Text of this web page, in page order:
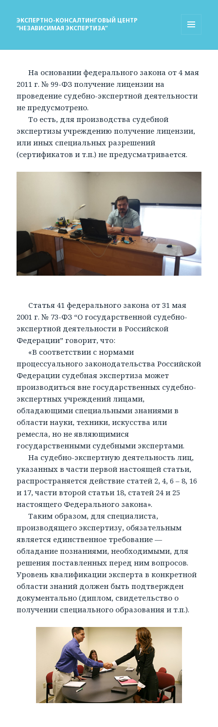
ЭКСПЕРТНО-КОНСАЛТИНГОВЫЙ ЦЕНТР
“НЕЗАВИСИМАЯ ЭКСПЕРТИЗА”
На основании федерального закона от 4 мая
2011 г. № 99-ФЗ получение лицензии на
проведение судебно-экспертной деятельности
не предусмотрено.
То есть, для производства судебной
экспертизы учреждению получение лицензии,
или иных специальных разрешений
(сертификатов и т.п.) не предусматривается.
Статья 41 федерального закона от 31 мая
2001 г. № 73-ФЗ “О государственной судебно-
экспертной деятельности в Российской
Федерации” говорит, что:
«В соответствии с нормами
процессуального законодательства Российской
Федерации судебная экспертиза может
производиться вне государственных судебно-
экспертных учреждений лицами,
обладающими специальными знаниями в
области науки, техники, искусства или
ремесла, но не являющимися
государственными судебными экспертами.
На судебно-экспертную деятельность лиц,
указанных в части первой настоящей статьи,
распространяется действие статей 2, 4, 6 – 8, 16
и 17, части второй статьи 18, статей 24 и 25
настоящего Федерального закона».
Таким образом, для специалиста,
производящего экспертизу, обязательным
является единственное требование —
обладание познаниями, необходимыми, для
решения поставленных перед ним вопросов.
Уровень квалификации эксперта в конкретной
области знаний должен быть подтвержден
документально (диплом, свидетельство о
получении специального образования и т.п.).